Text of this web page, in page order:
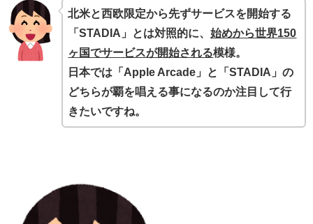
北米と西欧限定から先ずサービスを開始する
「STADIA」とは対照的に、始めから世界150
ヶ国でサービスが開始される模様。
日本では「Apple Arcade」と「STADIA」の
どちらが覇を唱える事になるのか注目して行
きたいですね。